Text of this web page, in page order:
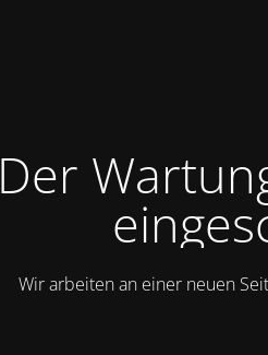
Der
Wir arbeiten an einer neuen